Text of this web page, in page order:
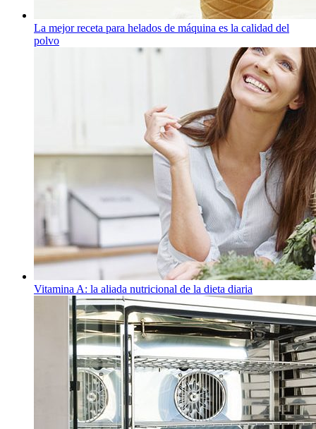
La mejor receta para helados de máquina es la calidad del
polvo
Vitamina A: la aliada nutricional de la dieta diaria